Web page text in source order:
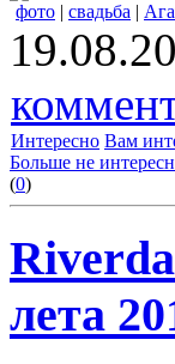
фото | свадьба |
Интересно Вам
Больше не
(0)
лета